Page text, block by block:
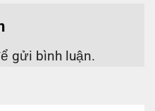
gửi bình luận.